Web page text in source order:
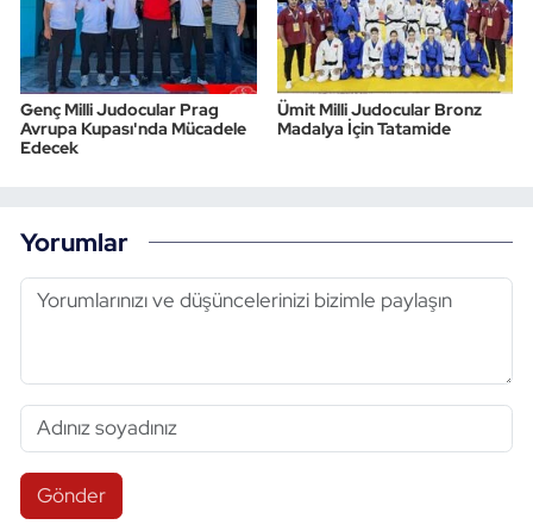
Genç Milli Judocular Prag
Avrupa Kupası'nda Mücadele
Edecek
Ümit Milli Judocular Bronz
Madalya İçin Tatamide
Yorumlar
Gönder